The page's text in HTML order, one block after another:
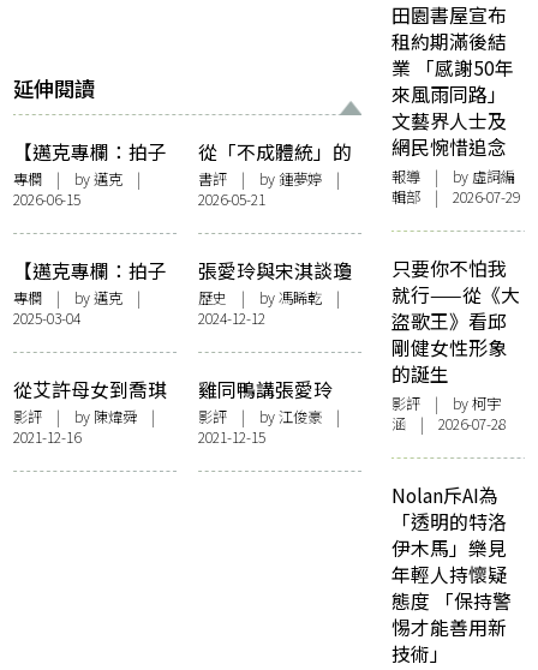
延伸閱讀
【邁克專欄：拍子
簿】耳邊風及其他
專欄 | by邁克 |
2026-06-15
從「不成體統」的
文學史到「尚待到
來」的香港文學
史：讀陳國球《文
學史的書寫形態與
文化政治》
書評| by 鍾夢婷 |
2026-05-21
【邁克專欄：拍子
簿】張愛玲與夏先
生
專欄 | by邁克 |
2025-03-04
張愛玲與宋淇談瓊
瑤 也談亦舒
歷史 | by 馮睎乾 |
2024-12-12
從艾許母女到喬琪
喬——張愛玲小說
與電影中的混血男
女們
影評 | by 陳煒舜 |
2021-12-16
雞同鴨講張愛玲
——對電影《第一
爐香》的一點反思
影評| by江俊豪|
2021-12-15
田園書屋宣布
租約期滿後結
業 「感謝50年
來風雨同路」
文藝界人士及
網民惋惜追念
報導 | by 虛詞編
輯部 | 2026-07-29
只要你不怕我
就行——從《大
盜歌王》看邱
剛健女性形象
的誕生
影評 | by 柯宇
涵 | 2026-07-28
Nolan斥AI為
「透明的特洛
伊木馬」樂見
年輕人持懷疑
態度 「保持警
惕才能善用新
技術」